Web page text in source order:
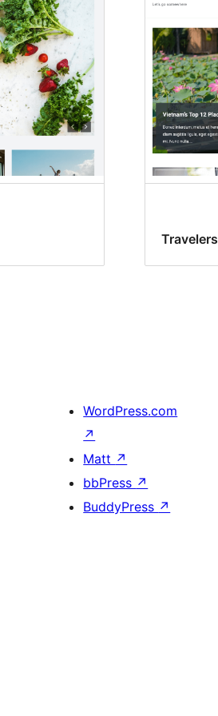
Travelers
WordPress.com
↗
Matt ↗
bbPress ↗
BuddyPress ↗